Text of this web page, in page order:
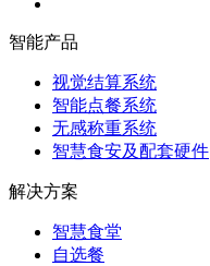
智能产品
视觉结算系统
智能点餐系统
无感称重系统
智慧食安及配套硬件
解决方案
智慧食堂
自选餐